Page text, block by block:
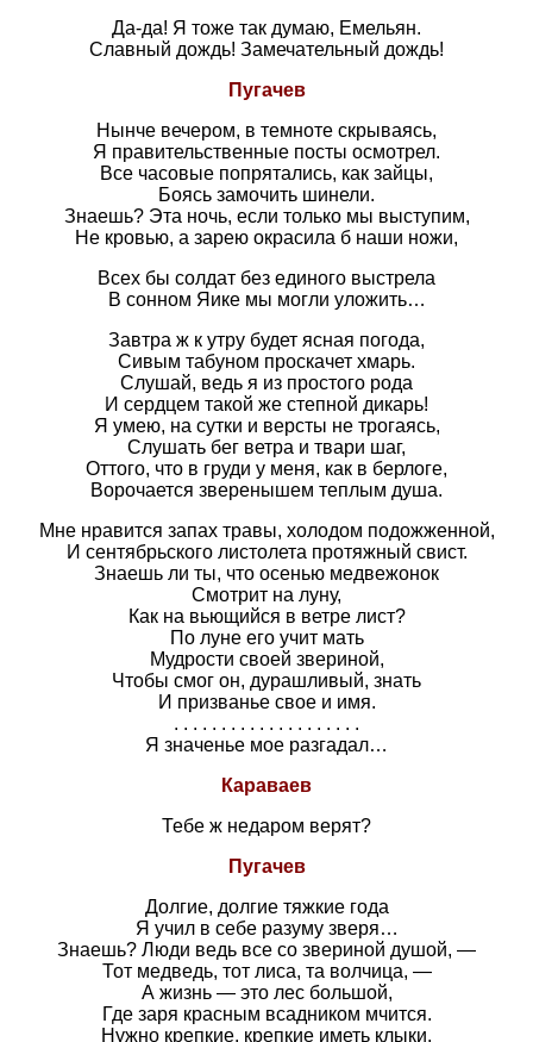
Да-да! Я тоже так думаю, Емельян.
Славный дождь! Замечательный дождь!
Пугачев
Нынче вечером, в темноте скрываясь,
Я правительственные посты осмотрел.
Все часовые попрятались, как зайцы,
Боясь замочить шинели.
Знаешь? Эта ночь, если только мы выступим,
Не кровью, а зарею окрасила б наши ножи,
Всех бы солдат без единого выстрела
В сонном Яике мы могли уложить…
Завтра ж к утру будет ясная погода,
Сивым табуном проскачет хмарь.
Слушай, ведь я из простого рода
И сердцем такой же степной дикарь!
Я умею, на сутки и версты не трогаясь,
Слушать бег ветра и твари шаг,
Оттого, что в груди у меня, как в берлоге,
Ворочается зверенышем теплым душа.
Мне нравится запах травы, холодом подожженной,
И сентябрьского листолета протяжный свист.
Знаешь ли ты, что осенью медвежонок
Смотрит на луну,
Как на вьющийся в ветре лист?
По луне его учит мать
Мудрости своей звериной,
Чтобы смог он, дурашливый, знать
И призванье свое и имя.
. . . . . . . . . . . . . . . . . . . .
Я значенье мое разгадал…
Караваев
Тебе ж недаром верят?
Пугачев
Долгие, долгие тяжкие года
Я учил в себе разуму зверя…
Знаешь? Люди ведь все со звериной душой, —
Тот медведь, тот лиса, та волчица, —
А жизнь — это лес большой,
Где заря красным всадником мчится.
Нужно крепкие, крепкие иметь клыки.